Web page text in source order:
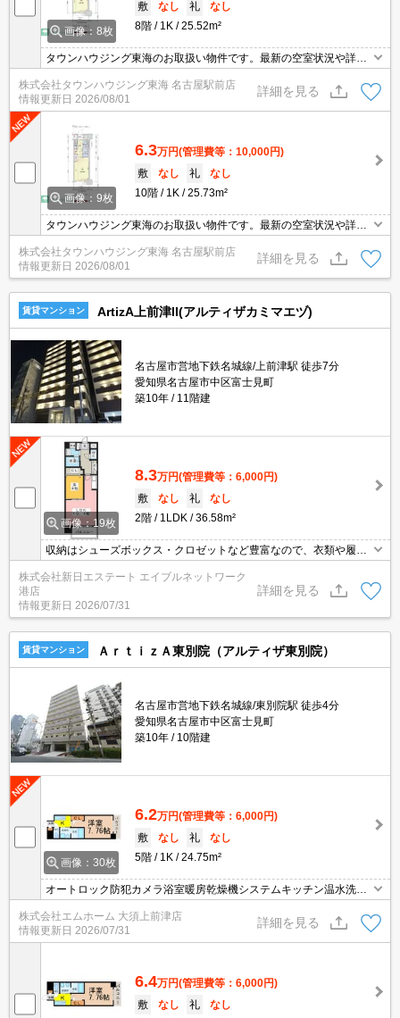
画像：8枚
敷
なし 礼
なし
8階
1K 25.52m²
タウンハウジング東海のお取扱い物件です。最新の空室状況や詳細
などお気軽にお問い合わせください。
株式会社タウンハウジング東海 名古屋駅前店
情報更新日 2026/08/01
詳細を見る
画像：9枚
6.3万円(管理費等：10,000円)
敷
なし 礼
なし
10階
1K 25.73m²
タウンハウジング東海のお取扱い物件です。最新の空室状況や詳細
などお気軽にお問い合わせください。
株式会社タウンハウジング東海 名古屋駅前店
情報更新日 2026/08/01
詳細を見る
賃貸マンション ArtizA上前津II(アルティザカミマエヅ)
名古屋市営地下鉄名城線/上前津駅 徒歩7分
愛知県名古屋市中区富士見町
築10年
11階建
画像：19枚
8.3万円(管理費等：6,000円)
敷
なし 礼
なし
2階
1LDK 36.58m²
収納はシューズボックス・クロゼットなど豊富なので、衣類や履き
物の整理がしやすく便利です。お手入れしやすいように工夫されて
いるので綺麗な状態を保ちやすい洗面化粧台を採用しております。
不在時でも荷物を受け取ることができるため、時間調整の手間が省
ける宅配ボックスが付いています。ぜひご覧いただきたい賃貸物件
です。
株式会社新日エステート エイブルネットワーク
港店
情報更新日 2026/07/31
詳細を見る
賃貸マンション ＡｒｔｉｚＡ東別院（アルティザ東別院）
名古屋市営地下鉄名城線/東別院駅 徒歩4分
愛知県名古屋市中区富士見町
築10年
10階建
画像：30枚
6.2万円(管理費等：6,000円)
敷
なし 礼
なし
5階
1K 24.75m²
オートロック防犯カメラ浴室暖房乾燥機システムキッチン温水洗浄
暖房便座ＴＶドアホン
株式会社エムホーム 大須上前津店
情報更新日 2026/07/31
詳細を見る
6.4万円(管理費等：6,000円)
敷
なし 礼
なし